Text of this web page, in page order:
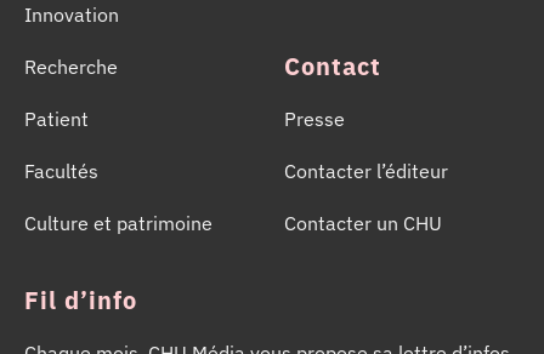
Innovation
Recherche
Patient
Facultés
Culture et patrimoine
Contact
Presse
Contacter l’éditeur
Contacter un CHU
Fil d’info